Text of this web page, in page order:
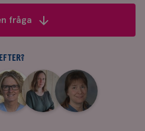
fråga
|
Maria
Edegran
|
Yvette
Andersson